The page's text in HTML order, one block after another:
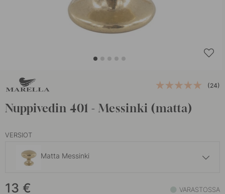
(24)
Nuppivedin 401 - Messinki (matta)
VERSIOT
Matta Messinki
Varastossa
13 € VARASTOSSA